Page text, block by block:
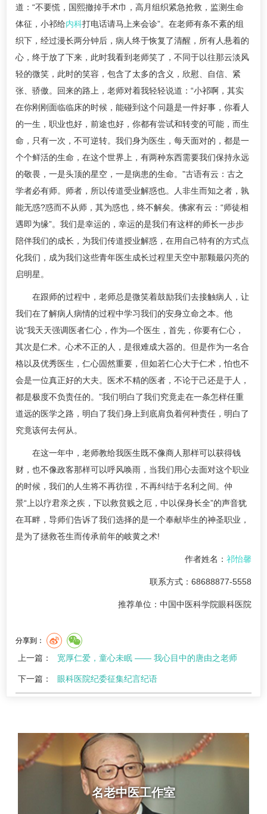
道：“不要慌，国熙撤掉手术巾，高月组织紧急抢救，监测生命
体征，小祁给内科打电话请马上来会诊”。在老师有条不紊的组
织下，经过漫长两分钟后，病人终于恢复了清醒，所有人悬着的
心，终于放了下来，此时我看到老师笑了，不同于以往那云淡风
轻的微笑，此时的笑容，包含了太多的含义，欣慰、自信、紧
张、骄傲。回来的路上，老师对着我轻轻说道：“小祁啊，其实
在你刚刚面临临床的时候，能碰到这个问题是一件好事，你看人
的一生，职业也好，前途也好，你都有尝试和转变的可能，而生
命，只有一次，不可逆转。我们身为医生，每天面对的，都是一
个个鲜活的生命，在这个世界上，有两种东西需要我们保持永远
的敬畏，一是头顶的星空，一是病患的生命。”古语有云：古之
学者必有师。师者，所以传道受业解惑也。人非生而知之者，孰
能无惑?惑而不从师，其为惑也，终不解矣。佛家有云：“师徒相
遇即为缘”。我们是幸运的，幸运的是我们有这样的师长一步步
陪伴我们的成长，为我们传道授业解惑，在用自己特有的方式点
化我们，成为我们这些青年医生成长过程里天空中那颗最闪亮的
启明星。
在跟师的过程中，老师总是微笑着鼓励我们去接触病人，让
我们在了解病人病情的过程中学习我们的安身立命之本。他
说“我天天强调医者仁心，作为—个医生，首先，你要有仁心，
其次是仁术。心术不正的人，是很难成大器的。但是作为一名合
格以及优秀医生，仁心固然重要，但如若仁心大于仁术，怕也不
会是一位真正好的大夫。医术不精的医者，不论于己还是于人，
都是极度不负责任的。”我们明白了我们究竟走在一条怎样任重
道远的医学之路，明白了我们身上到底肩负着何种责任，明白了
究竟该何去何从。
在这一年中，老师教给我医生既不像商人那样可以获得钱
财，也不像政客那样可以呼风唤雨，当我们用心去面对这个职业
的时候，我们的人生将不再彷徨，不再纠结于名利之间。仲
景“上以疗君亲之疾，下以救贫贱之厄，中以保身长全”的声音犹
在耳畔，导师们告诉了我们选择的是一个奉献毕生的神圣职业，
是为了拯救苍生而传承前年的岐黄之术!
作者姓名： 祁怡馨
联系方式：68688877-5558
推荐单位：中国中医科学院眼科医院
分享到：
上一篇： 宽厚仁爱，童心未眠 —— 我心目中的唐由之老师
下一篇： 眼科医院纪委征集纪言纪语
名老中医工作室